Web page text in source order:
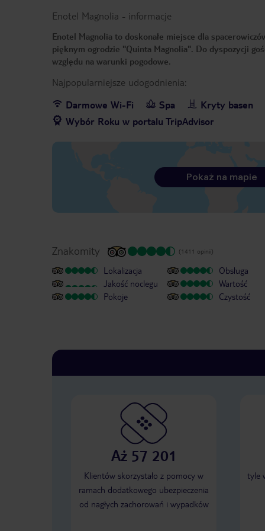
Enotel Magnolia - informacje
Enotel Magnolia to doskonałe miejsce dla
pięknym ogrodzie "Quinta Magnolia". Do dyspozycji
względu na warunki pogodowe.
Najpopularniejsze udogodnienia:
Darmowe Wi-Fi
Spa Kryty basen
Wybór Roku w portalu TripAdvisor
Pokaż na mapie
Znakomity (1411 opinii)
Lokalizacja
Jakość noclegu
Pokoje
Obsługa
Wartość
Czystość
Aż 57 201
Klientów skorzystało z pomocy w
ramach dodatkowego ubezpieczenia
od nagłych zachorowań i wypadków
tyle